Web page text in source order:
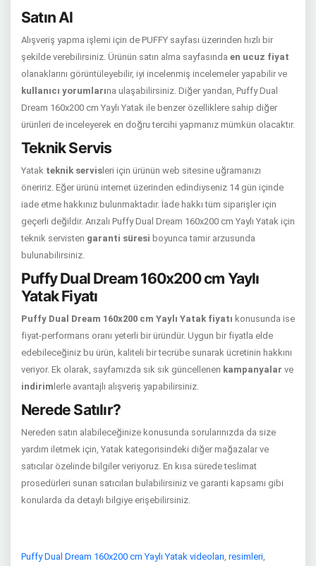
Satın Al
Alışveriş yapma işlemi için de PUFFY sayfası üzerinden hızlı bir
şekilde verebilirsiniz. Ürünün satın alma sayfasında en ucuz fiyat
olanaklarını görüntüleyebilir, iyi incelenmiş incelemeler yapabilir ve
kullanıcı yorumlarına ulaşabilirsiniz. Diğer yandan, Puffy Dual
Dream 160x200 cm Yaylı Yatak ile benzer özelliklere sahip diğer
ürünleri de inceleyerek en doğru tercihi yapmanız mümkün olacaktır.
Teknik Servis
Yatak teknik servis leri için ürünün web sitesine uğramanızı
öneririz. Eğer ürünü internet üzerinden edindiyseniz 14 gün içinde
iade etme hakkınız bulunmaktadır. İade hakkı tüm siparişler için
geçerli değildir. Arızalı Puffy Dual Dream 160x200 cm Yaylı Yatak için
teknik servisten garanti süresi boyunca tamir arzusunda
bulunabilirsiniz.
Puffy Dual Dream 160x200 cm Yaylı
Yatak Fiyatı
Puffy Dual Dream 160x200 cm Yaylı Yatak fiyatı konusunda ise
fiyat-performans oranı yeterli bir üründür. Uygun bir fiyatla elde
edebileceğiniz bu ürün, kaliteli bir tecrübe sunarak ücretinin hakkını
veriyor. Ek olarak, sayfamızda sık sık güncellenen kampanyalar ve
indirim lerle avantajlı alışveriş yapabilirsiniz.
Nerede Satılır?
Nereden satın alabileceğinize konusunda sorularınızda da size
yardım iletmek için, Yatak kategorisindeki diğer mağazalar ve
satıcılar özelinde bilgiler veriyoruz. En kısa sürede teslimat
prosedürleri sunan satıcıları bulabilirsiniz ve garanti kapsamı gibi
konularda da detaylı bilgiye erişebilirsiniz.
Puffy Dual Dream 160x200 cm Yaylı Yatak videoları, resimleri,